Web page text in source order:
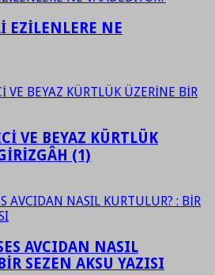
EZİLENLERE NE
VE BEYAZ KÜRTLÜK
(1)
AVCIDAN NASIL
SEZEN AKSU YAZISI